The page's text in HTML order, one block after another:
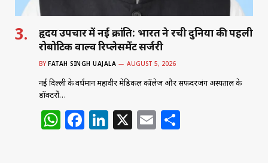
हृदय उपचार में नई क्रांति: भारत ने रची दुनिया की पहली
रोबोटिक वाल्व रिप्लेसमेंट सर्जरी
BY FATAH SINGH UAJALA AUGUST 5, 2026
नई दिल्ली के वर्धमान महावीर मेडिकल कॉलेज और सफदरजंग अस्पताल के
डॉक्टरों…
W F Li X E